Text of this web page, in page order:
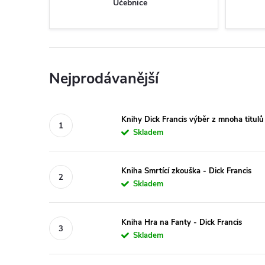
Učebnice
Nejprodávanější
Knihy Dick Francis výběr z mnoha titulů
Skladem
Kniha Smrtící zkouška - Dick Francis
Skladem
Kniha Hra na Fanty - Dick Francis
Skladem